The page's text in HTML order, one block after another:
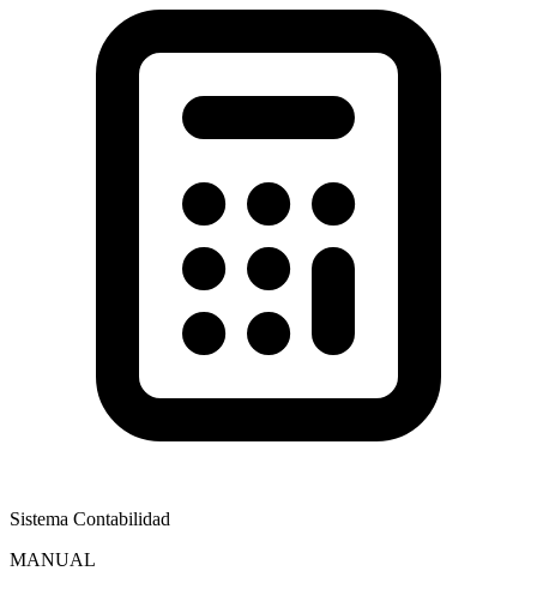
Sistema Contabilidad
MANUAL